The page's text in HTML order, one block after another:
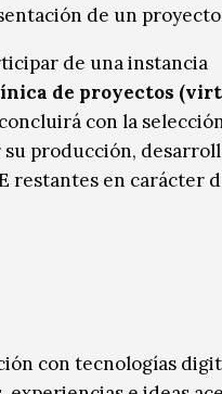
de un
de una instancia
de proyectos
con la
producción,
restantes en carácter
con tecnologías